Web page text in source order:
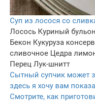
Суп из лосося со
Лосось Куриный бульон
Бекон Кукуруза
сливочное Цедра
Перец Лук-шнитт
Сытный супчик может
здесь я хочу вам
Смотрите, как